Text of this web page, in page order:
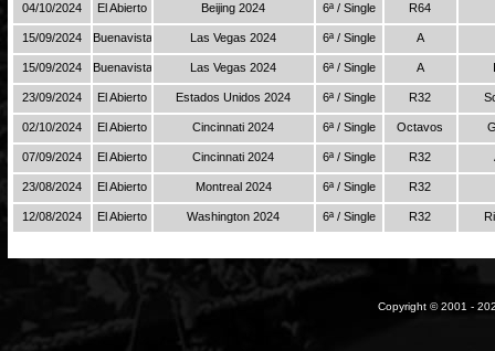
04/10/2024 El Abierto Beijing 2024 6ª / Single R64
15/09/2024 Buenavista Las Vegas 2024 6ª / Single A
15/09/2024 Buenavista Las Vegas 2024 6ª / Single A
23/09/2024 El Abierto Estados Unidos 2024 6ª / Single R32
02/10/2024 El Abierto Cincinnati 2024 6ª / Single Octavos
07/09/2024 El Abierto Cincinnati 2024 6ª / Single R32
23/08/2024 El Abierto Montreal 2024 6ª / Single R32
12/08/2024 El Abierto Washington 2024 6ª / Single R32
Copyright © 2001 -